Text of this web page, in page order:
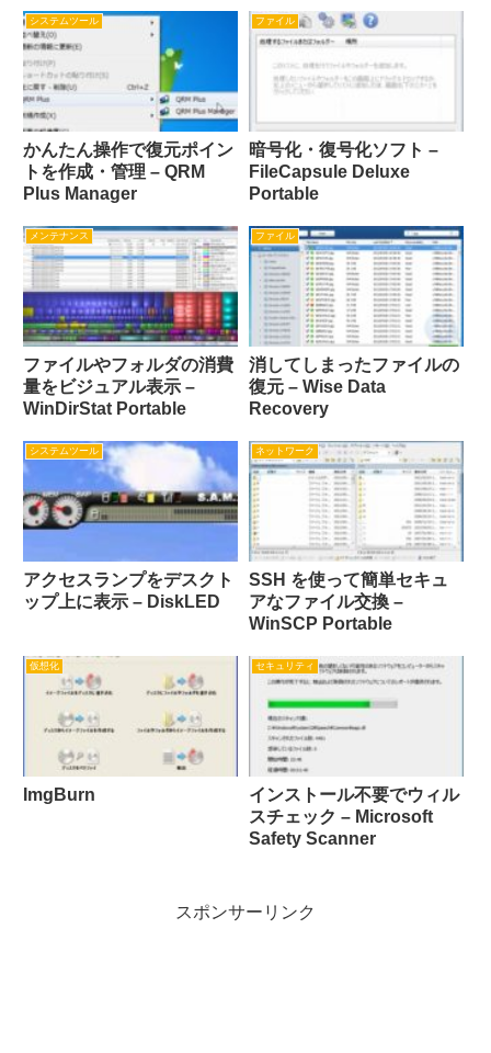
システムツール
かんたん操作で復元ポイン
トを作成・管理 – QRM
Plus Manager
ファイル
暗号化・復号化ソフト –
FileCapsule Deluxe
Portable
メンテナンス
ファイルやフォルダの消費
量をビジュアル表示 –
WinDirStat Portable
ファイル
消してしまったファイルの
復元 – Wise Data
Recovery
システムツール
アクセスランプをデスクト
ップ上に表示 – DiskLED
ネットワーク
SSH を使って簡単セキュ
アなファイル交換 –
WinSCP Portable
仮想化
ImgBurn
セキュリティ
インストール不要でウィル
スチェック – Microsoft
Safety Scanner
スポンサーリンク